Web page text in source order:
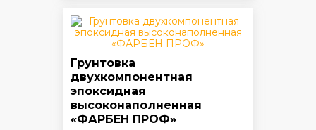
Грунтовка
двухкомпонентная
эпоксидная
высоконаполненная
«ФАРБЕН ПРОФ»